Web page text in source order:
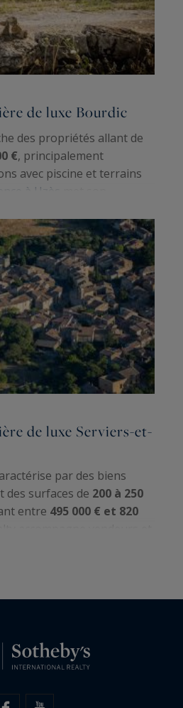
de luxe Bourdic
des propriétés allant de
€, principalement
avec piscine et terrains
à Uzès
clientèle exigeante,
approfondie de l'
de luxe Serviers-et-
par des biens
des surfaces de 200 à 250
entre 495 000 € et 820
projets immobiliers haut de